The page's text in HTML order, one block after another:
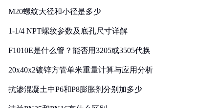
M20螺纹大径和小径是多少
1-1/4 NPT螺纹参数及底孔尺寸详解
F1010E是什么管？能否用3205或3505代换
20x40x2镀锌方管单米重量计算与应用分析
抗渗混凝土中P6和P8膨胀剂分别加多少